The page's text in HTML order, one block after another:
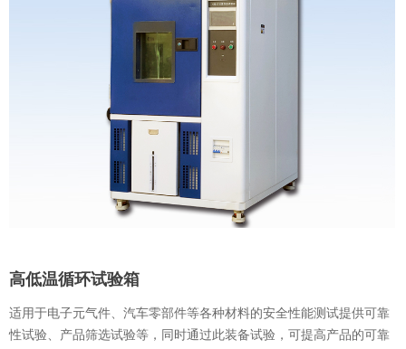
高低温循环试验箱
适用于电子元气件、汽车零部件等各种材料的安全性能测试提供可靠
性试验、产品筛选试验等，同时通过此装备试验，可提高产品的可靠